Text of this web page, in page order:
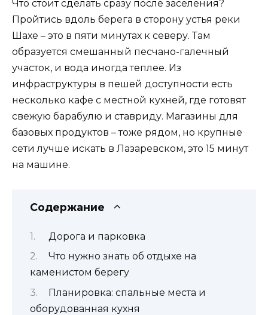
Что стоит сделать сразу после заселения?
Пройтись вдоль берега в сторону устья реки
Шахе – это в пяти минутах к северу. Там
образуется смешанный песчано-галечный
участок, и вода иногда теплее. Из
инфраструктуры в пешей доступности есть
несколько кафе с местной кухней, где готовят
свежую барабулю и ставриду. Магазины для
базовых продуктов – тоже рядом, но крупные
сети лучше искать в Лазаревском, это 15 минут
на машине.
Содержание
Дорога и парковка
Что нужно знать об отдыхе на
каменистом берегу
Планировка: спальные места и
оборудованная кухня